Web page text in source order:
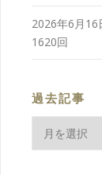
2026年6月
1620回
過去記事